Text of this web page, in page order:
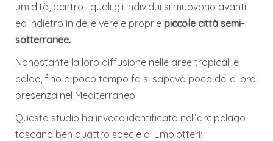
umidità, dentro i quali gli individui si muovono avanti
ed indietro in delle vere e propriepiccole città semi-
sotterranee.
Nonostante la loro diffusione nelle aree tropicali e
calde, fino a poco tempo fa si sapeva poco della loro
presenza nel Mediterraneo.
Questo studio ha invece identificato nell’arcipelago
toscano ben quattro specie di Embiotteri: